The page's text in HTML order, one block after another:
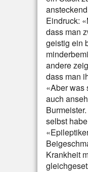
Eindruck:
dass man
geistig ein
andere
dass man
«Aber was
auch
selbst
Krankheit